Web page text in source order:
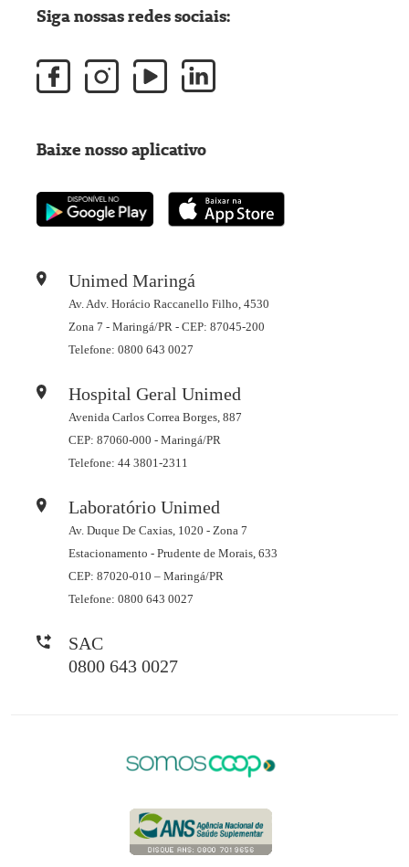
Unimed Maringá
Av. Adv. Horácio Raccanello Filho, 4530
Zona 7 - Maringá/PR - CEP: 87045-200
Telefone: 0800 643 0027
Hospital Geral Unimed
Avenida Carlos Correa Borges, 887
CEP: 87060-000 - Maringá/PR
Telefone: 44 3801-2311
Laboratório Unimed
Av. Duque De Caxias, 1020 - Zona 7
Estacionamento - Prudente de Morais, 633
CEP: 87020-010 – Maringá/PR
Telefone: 0800 643 0027
SAC
0800 643 0027
Siga nossas redes sociais:
Baixe nosso aplicativo